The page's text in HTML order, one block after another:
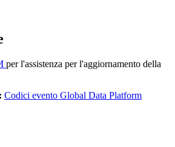
per l'assistenza per l'aggiornamento della
Codici evento Global Data Platform